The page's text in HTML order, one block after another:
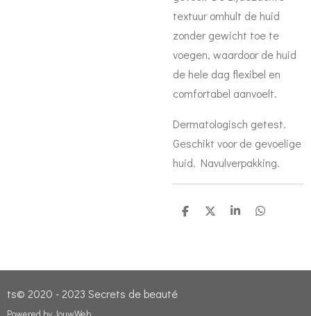
textuur omhult de huid
zonder gewicht toe te
voegen, waardoor de huid
de hele dag flexibel en
comfortabel aanvoelt.
Dermatologisch getest.
Geschikt voor de gevoelige
huid. Navulverpakking.
D
D
S
D
ts© 2020 - 2023 Secrets de beauté